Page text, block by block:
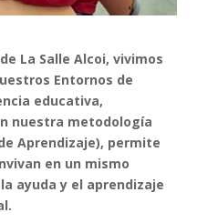
La Salle Alcoi, vivimos
Entornos de
educativa,
nuestra metodología
Aprendizaje), permite
en un mismo
ayuda y el aprendizaje